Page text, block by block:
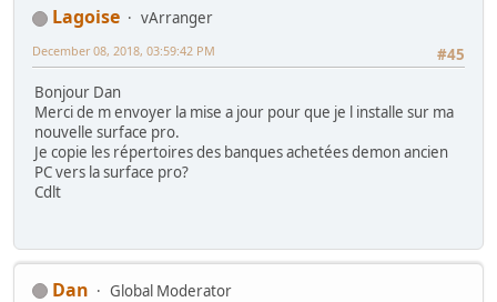
Lagoise
vArranger
#45
December 08, 2018, 03:59:42 PM
Bonjour Dan
Merci de m envoyer la mise a jour pour que je l installe sur ma
nouvelle surface pro.
Je copie les répertoires des banques achetées demon ancien
PC vers la surface pro?
Cdlt
Dan
Global Moderator